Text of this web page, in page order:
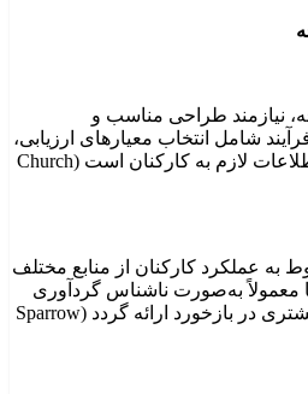
فیدبک ۳۶۰ درجه، نیازمند طراحی مناسب و
شامل انتخاب معیارهای ارزیابی،
تعیین منابع بازخورد و ارائه اطلاعات لازم به کارکنان است (Church
به عملکرد کارکنان از منابع مختلف
معمولاً به‌صورت ناشناس گردآوری
می‌شوند تا دقت و صداقت بیشتری در بازخورد ارائه گردد (Sparrow